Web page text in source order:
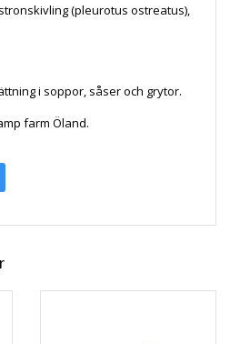
(pleurotus ostreatus),
i soppor, såser och grytor.
farm Öland.